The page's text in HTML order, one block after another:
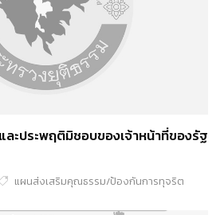
ะประพฤติมิชอบของเจ้าหน้าที่ของรัฐ
แผนส่งเสริมคุณธรรม/ป้องกันการทุจริต